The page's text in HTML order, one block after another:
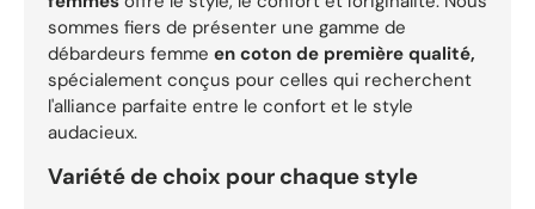
sommes fiers de présenter une gamme de
débardeurs femme en coton de première qualité,
spécialement conçus pour celles qui recherchent
l'alliance parfaite entre le confort et le style
audacieux.
Variété de choix pour chaque style